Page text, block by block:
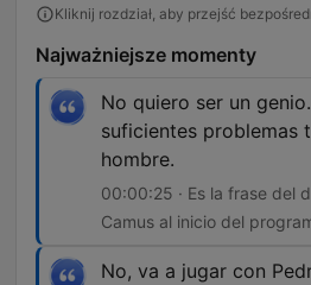
Kliknij rozdział, aby przejść
Najważniejsze momenty
No quiero ser un
suficientes problemas
hombre.
00:00:25 · Es la frase del
Camus al inicio del
No, va a jugar con